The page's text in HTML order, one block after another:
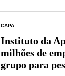
CAPA
Instituto da
milhões de
grupo para